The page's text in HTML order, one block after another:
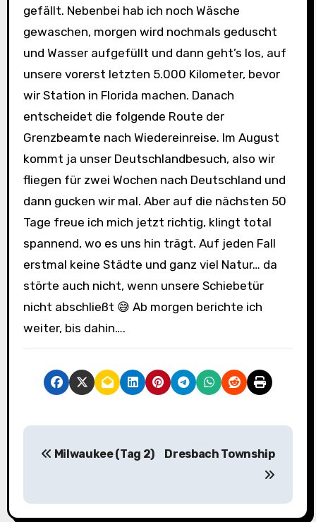
gefällt. Nebenbei hab ich noch Wäsche
gewaschen, morgen wird nochmals geduscht
und Wasser aufgefüllt und dann geht’s los, auf
unsere vorerst letzten 5.000 Kilometer, bevor
wir Station in Florida machen. Danach
entscheidet die folgende Route der
Grenzbeamte nach Wiedereinreise. Im August
kommt ja unser Deutschlandbesuch, also wir
fliegen für zwei Wochen nach Deutschland und
dann gucken wir mal. Aber auf die nächsten 50
Tage freue ich mich jetzt richtig, klingt total
spannend, wo es uns hin trägt. Auf jeden Fall
erstmal keine Städte und ganz viel Natur… da
störte auch nicht, wenn unsere Schiebetür
nicht abschließt 😅 Ab morgen berichte ich
weiter, bis dahin….
B
i
Milwaukee (Tag 2) Dresbach Township